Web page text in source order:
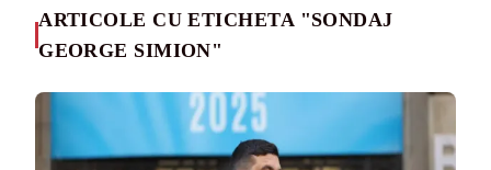
ARTICOLE CU ETICHETA "SONDAJ
GEORGE SIMION"